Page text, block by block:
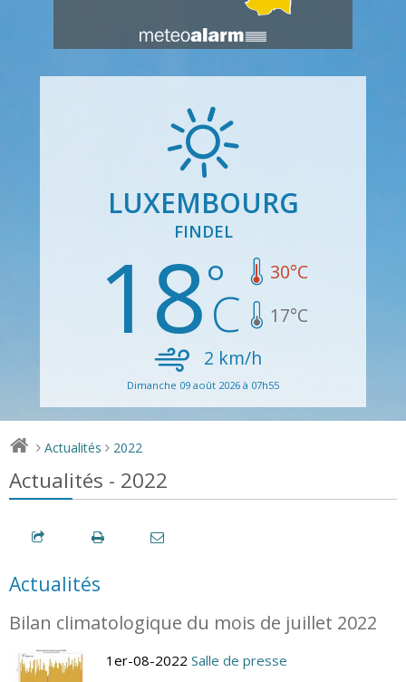
LUXEMBOURG
FINDEL
18 30°C
17°C
2 km/h
Dimanche 09 août 2026 à 07h55
> Actualités > 2022
Actualités - 2022
Actualités
Bilan climatologique du mois de juillet 2022
1er-08-2022 Salle de presse